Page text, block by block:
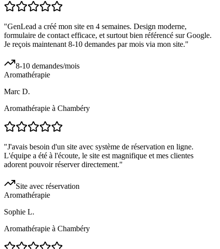
"GenLead a créé mon site en 4 semaines. Design moderne,
formulaire de contact efficace, et surtout bien référencé sur Google.
Je reçois maintenant 8-10 demandes par mois via mon site."
8-10 demandes/mois
Aromathérapie
Marc D.
Aromathérapie à Chambéry
"J'avais besoin d'un site avec système de réservation en ligne.
L'équipe a été à l'écoute, le site est magnifique et mes clientes
adorent pouvoir réserver directement."
Site avec réservation
Aromathérapie
Sophie L.
Aromathérapie à Chambéry